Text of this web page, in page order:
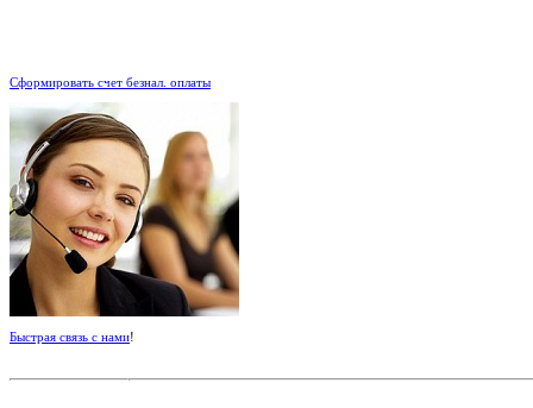
Сформировать счет безнал. оплаты
Быстрая связь с нами!